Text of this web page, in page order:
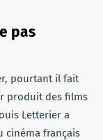
pas
pourtant il fait
produit des films
Letterier a
cinéma français